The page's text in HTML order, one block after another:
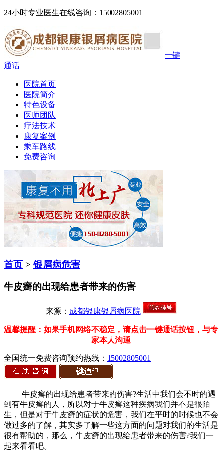
24小时专业医生在线咨询：15002805001
一键
通话
医院首页
医院简介
特色设备
医师团队
疗法技术
康复案例
乘车路线
免费咨询
首页 >银屑病危害
牛皮癣的出现给患者带来的伤害
来源： 成都银康银屑病医院
温馨提醒：如果手机网络不稳定，请点击一键通话按钮，与专
家本人沟通
全国统一免费咨询预约热线： 15002805001
牛皮癣的出现给患者带来的伤害?生活中我们会不时的遇
到有牛皮癣的人，所以对于牛皮癣这种疾病我们并不是很陌
生，但是对于牛皮癣的症状的危害，我们在平时的时候也不会
做过多的了解，其实多了解一些这方面的问题对我们的生活是
很有帮助的，那么，牛皮癣的出现给患者带来的伤害?我们一
起来看看吧。